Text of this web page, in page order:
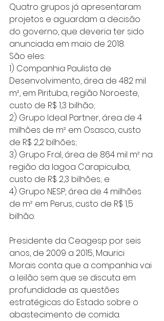
Quatro grupos já apresentaram
projetos e aguardam a decisão
do governo, que deveria ter sido
anunciada em maio de 2018.
São eles:
1) Companhia Paulista de
Desenvolvimento, área de 482 mil
m², em Pirituba, região Noroeste,
custo de R$ 1,3 bilhão;
2) Grupo Ideal Partner, área de 4
milhões de m² em Osasco, custo
de R$ 2,2 bilhões;
3) Grupo Fral, área de 864 mil m² na
região da lagoa Carapicuíba,
custo de R$ 2,3 bilhões; e
4) Grupo NESP, área de 4 milhões
de m² em Perus, custo de R$ 1,5
bilhão.
Presidente da Ceagesp por seis
anos, de 2009 a 2015, Maurici
Morais conta que a companhia vai
a leilão sem que se discuta em
profundidade as questões
estratégicas do Estado sobre o
abastecimento de comida.